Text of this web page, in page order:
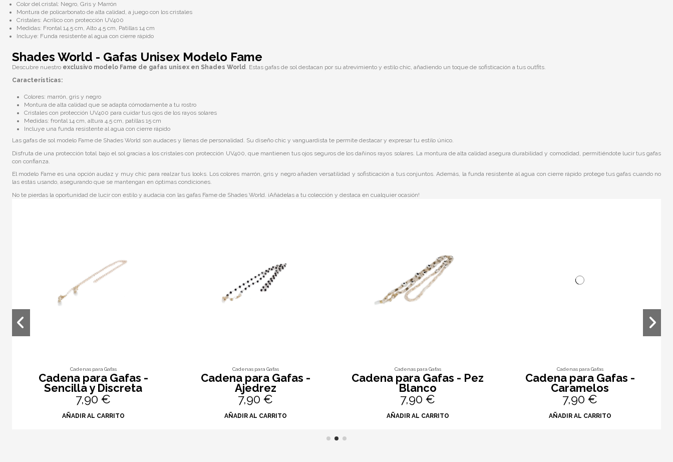
Color del cristal: Negro, Gris y Marrón
Montura de policarbonato de alta calidad, a juego con los cristales
Cristales: Acrílico con protección UV400
Medidas: Frontal 14.5 cm, Alto 4.5 cm, Patillas 14 cm
Incluye: Funda resistente al agua con cierre rápido
Shades World - Gafas Unisex Modelo Fame
Descubre nuestro exclusivo modelo Fame de gafas unisex en Shades World. Estas gafas de sol destacan por su atrevimiento y estilo chic, añadiendo un toque de sofisticación a tus outfits.
Características:
Colores: marrón, gris y negro
Montura de alta calidad que se adapta cómodamente a tu rostro
Cristales con protección UV400 para cuidar tus ojos de los rayos solares
Medidas: frontal 14 cm, altura 4.5 cm, patillas 15 cm
Incluye una funda resistente al agua con cierre rápido
Las gafas de sol modelo Fame de Shades World son audaces y llenas de personalidad. Su diseño chic y vanguardista te permite destacar y expresar tu estilo único.
Disfruta de una protección total bajo el sol gracias a los cristales con protección UV400, que mantienen tus ojos seguros de los dañinos rayos solares. La montura de alta calidad asegura durabilidad y comodidad, permitiéndote lucir tus gafas
con confianza.
El modelo Fame es una opción audaz y muy chic para realzar tus looks. Los colores marrón, gris y negro añaden versatilidad y sofisticación a tus conjuntos. Además, la funda resistente al agua con cierre rápido protege tus gafas cuando no
las estás usando, asegurando que se mantengan en óptimas condiciones.
No te pierdas la oportunidad de lucir con estilo y audacia con las gafas Fame de Shades World. ¡Añádelas a tu colección y destaca en cualquier ocasión!
Cadenas para Gafas
Cadena para Gafas -
Sencilla y Discreta
7,90 €
AÑADIR AL CARRITO
Cadenas para Gafas
Cadena para Gafas -
Ajedrez
7,90 €
AÑADIR AL CARRITO
Cadenas para Gafas
Cadena para Gafas - Pez
Blanco
7,90 €
AÑADIR AL CARRITO
Cadenas para Gafas
Cadena para Gafas -
Caramelos
7,90 €
AÑADIR AL CARRITO